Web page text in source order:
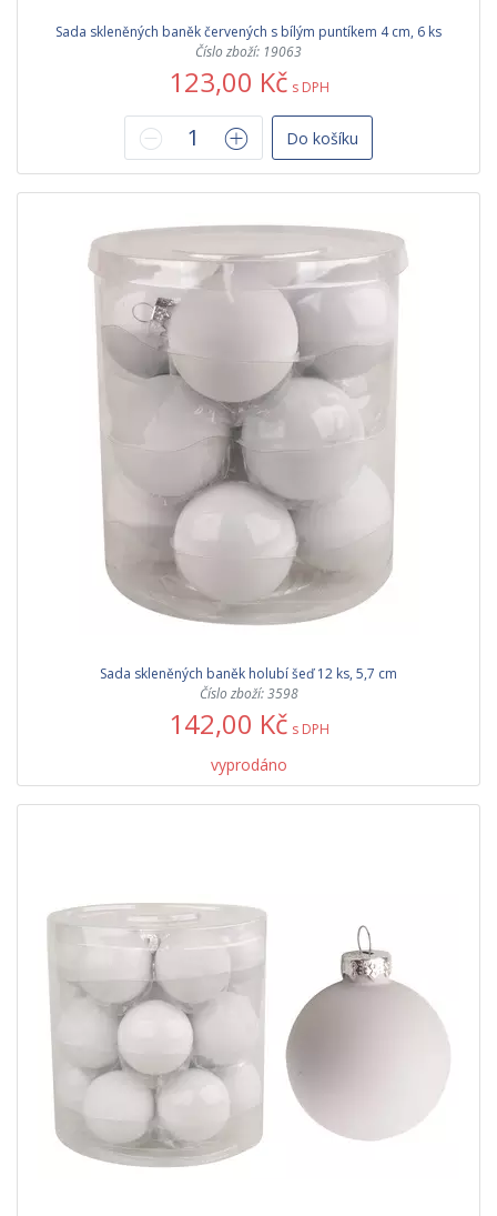
Sada skleněných baněk červených s bílým puntíkem 4 cm, 6 ks
Číslo zboží: 19063
123,00 Kč s DPH
Do košíku
Sada skleněných baněk holubí šeď 12 ks, 5,7 cm
Číslo zboží: 3598
142,00 Kč s DPH
vyprodáno